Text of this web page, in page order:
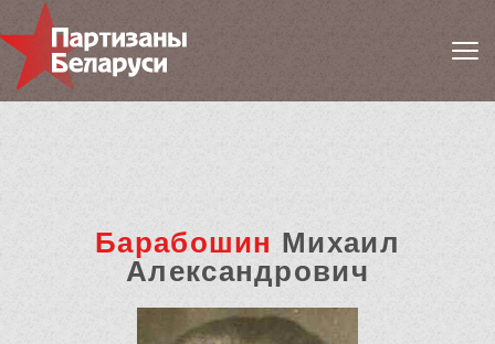
Барабошин Михаил
Александрович